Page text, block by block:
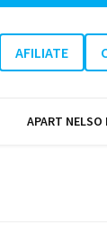
AFILIATE
APART NELSO